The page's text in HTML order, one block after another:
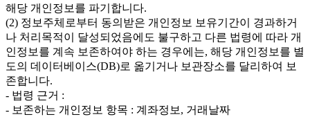
해당 개인정보를 파기합니다.
(2) 정보주체로부터 동의받은 개인정보 보유기간이 경과하거
나 처리목적이 달성되었음에도 불구하고 다른 법령에 따라 개
인정보를 계속 보존하여야 하는 경우에는, 해당 개인정보를 별
도의 데이터베이스(DB)로 옮기거나 보관장소를 달리하여 보
존합니다.
- 법령 근거 :
- 보존하는 개인정보 항목 : 계좌정보, 거래날짜